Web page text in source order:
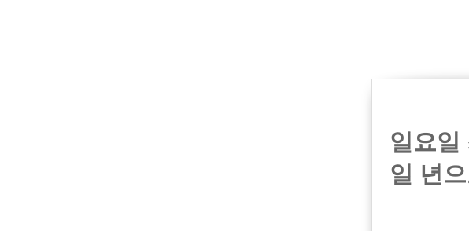
일요일
일 년